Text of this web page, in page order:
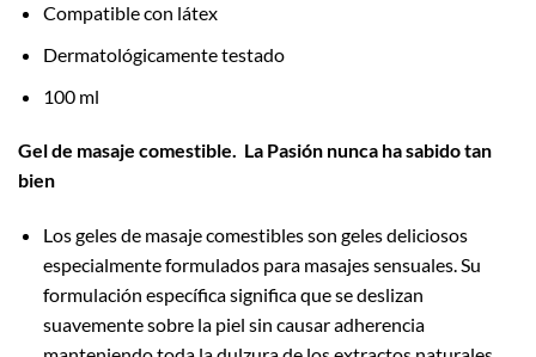
Compatible con látex
Dermatológicamente testado
100 ml
Gel de masaje comestible. La Pasión nunca ha sabido tan
bien
Los geles de masaje comestibles son geles deliciosos
especialmente formulados para masajes sensuales. Su
formulación específica significa que se deslizan
suavemente sobre la piel sin causar adherencia